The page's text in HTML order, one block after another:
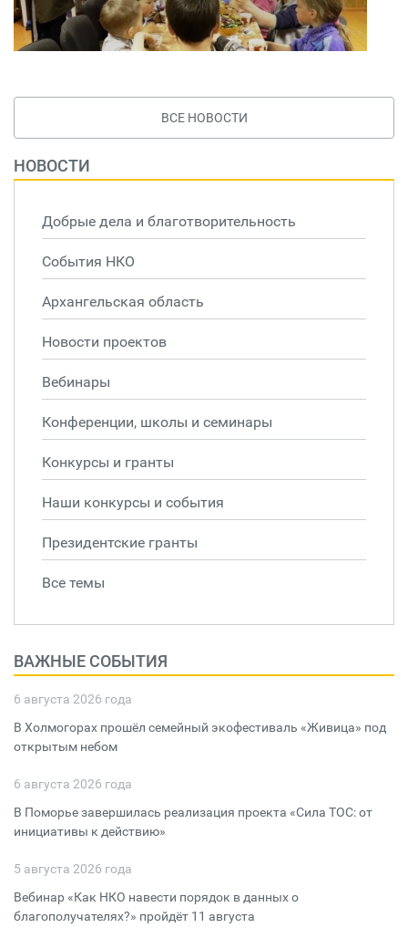
ВСЕ НОВОСТИ
НОВОСТИ
Добрые дела и благотворительность
События НКО
Архангельская область
Новости проектов
Вебинары
Конференции, школы и семинары
Конкурсы и гранты
Наши конкурсы и события
Президентские гранты
Все темы
ВАЖНЫЕ СОБЫТИЯ
6 августа 2026 года
В Холмогорах прошёл семейный экофестиваль «Живица» под
открытым небом
6 августа 2026 года
В Поморье завершилась реализация проекта «Сила ТОС: от
инициативы к действию»
5 августа 2026 года
Вебинар «Как НКО навести порядок в данных о
благополучателях?» пройдёт 11 августа